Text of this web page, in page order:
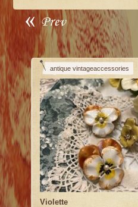
antique vintageaccessories
Violette